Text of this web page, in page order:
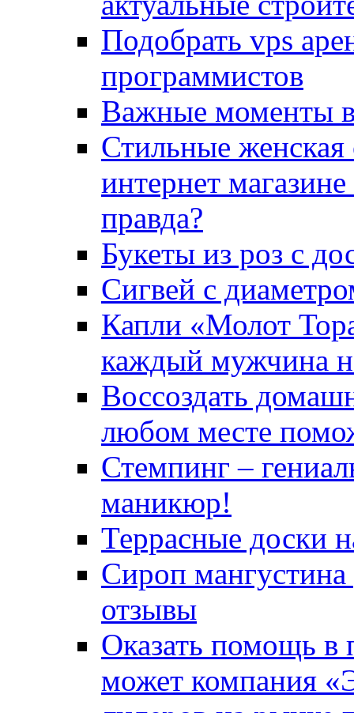
Подобрать vps
программистов
Важные моменты
Стильные
интернет
правда?
Букеты из роз с
Сигвей с
Капли «Молот
каждый мужчина
Воссоздать
любом месте
Стемпинг –
маникюр!
Террасные доски
Сироп мангустина
отзывы
Оказать помощь в
может компания